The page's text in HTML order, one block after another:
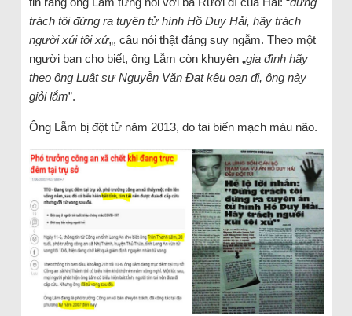
trách tôi đứng ra tuyên tử hình Hồ Duy Hải, hãy trách
người xúi tôi xử„, câu nói thật đáng suy ngẫm. Theo một
người bạn cho biết, ông Lẫm còn khuyên „gia đình hãy
theo ông Luật sư Nguyễn Văn Đạt kêu oan đi, ông này
giỏi lắm”.
Ông Lẫm bị đột tử năm 2013, do tai biến mạch máu não.